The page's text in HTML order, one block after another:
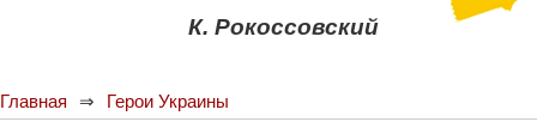
К. Рокоссовский
Главная Герои Украины